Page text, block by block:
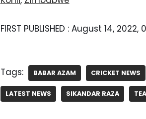
FIRST PUBLISHED : August 14, 2022,
Tags: BABAR AZAM CRICKET NEWS
LATEST NEWS SIKANDAR RAZA